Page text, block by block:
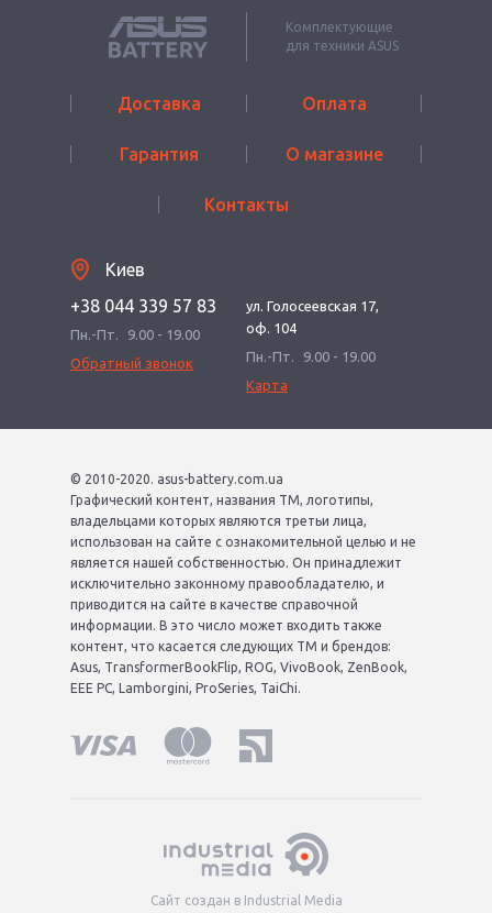
Комплектующие
для техники ASUS
Доставка Оплата
Гарантия О магазине
Контакты
Киев
+38 044 339 57 83
Пн.-Пт.
9.00 - 19.00
Обратный звонок
ул. Голосеевская 17,
оф. 104
Пн.-Пт.
9.00 - 19.00
Карта
© 2010-2020. asus-battery.com.ua
Графический контент, названия ТМ, логотипы,
владельцами которых являются третьи лица,
использован на сайте с ознакомительной целью и не
является нашей собственностью. Он принадлежит
исключительно законному правообладателю, и
приводится на сайте в качестве справочной
информации. В это число может входить также
контент, что касается следующих ТМ и брендов:
Asus, TransformerBookFlip, ROG, VivoBook, ZenBook,
EEE PC, Lamborgini, ProSeries, TaiChi.
Сайт создан в Industrial Media